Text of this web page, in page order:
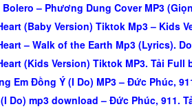
– Phương Dung Cover MP3
(Baby Version) Tiktok Mp3 – Kids
– Walk of the Earth Mp3 (Lyrics).
(Kids Version) Tiktok MP3. Tải Full
Em Đồng Ý (I Do) MP3 – Đức Phúc,
Do) mp3 download – Đức Phúc, 911.